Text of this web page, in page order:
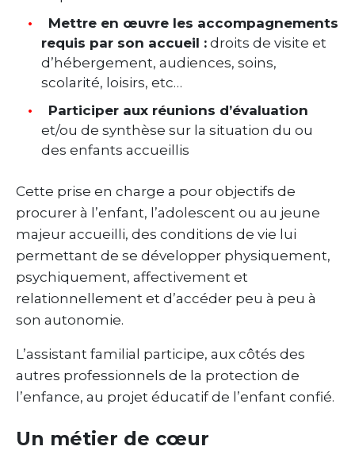
Mettre en œuvre les accompagnements
requis par son accueil : droits de visite et
d’hébergement, audiences, soins,
scolarité, loisirs, etc…
Participer aux réunions d’évaluation
et/ou de synthèse sur la situation du ou
des enfants accueillis
Cette prise en charge a pour objectifs de
procurer à l’enfant, l’adolescent ou au jeune
majeur accueilli, des conditions de vie lui
permettant de se développer physiquement,
psychiquement, affectivement et
relationnellement et d’accéder peu à peu à
son autonomie.
L’assistant familial participe, aux côtés des
autres professionnels de la protection de
l’enfance, au projet éducatif de l’enfant confié.
Un métier de cœur